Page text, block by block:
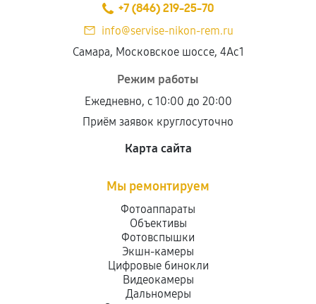
+7 (846) 219-25-70
info@servise-nikon-rem.ru
Самара, Московское шоссе, 4Ас1
Режим работы
Ежедневно, с 10:00 до 20:00
Приём заявок круглосуточно
Карта сайта
Мы ремонтируем
Фотоаппараты
Объективы
Фотовспышки
Экшн-камеры
Цифровые бинокли
Видеокамеры
Дальномеры